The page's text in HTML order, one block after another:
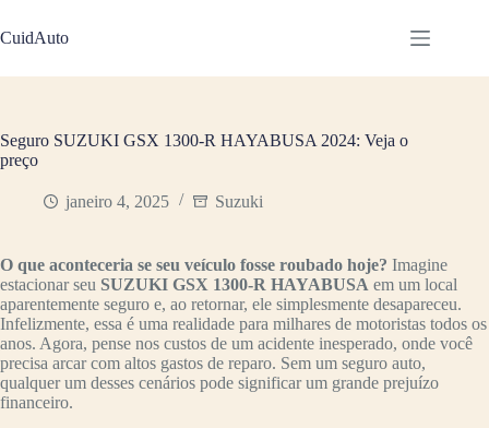
para
o
CuidAuto
Seguro SUZUKI GSX 1300-R HAYABUSA 2024: Veja o
preço
janeiro 4, 2025 Suzuki
O que aconteceria se seu veículo fosse roubado hoje? Imagine
estacionar seu SUZUKI GSX 1300-R HAYABUSA em um local
aparentemente seguro e, ao retornar, ele simplesmente desapareceu.
Infelizmente, essa é uma realidade para milhares de motoristas todos os
anos. Agora, pense nos custos de um acidente inesperado, onde você
precisa arcar com altos gastos de reparo. Sem um seguro auto,
qualquer um desses cenários pode significar um grande prejuízo
financeiro.